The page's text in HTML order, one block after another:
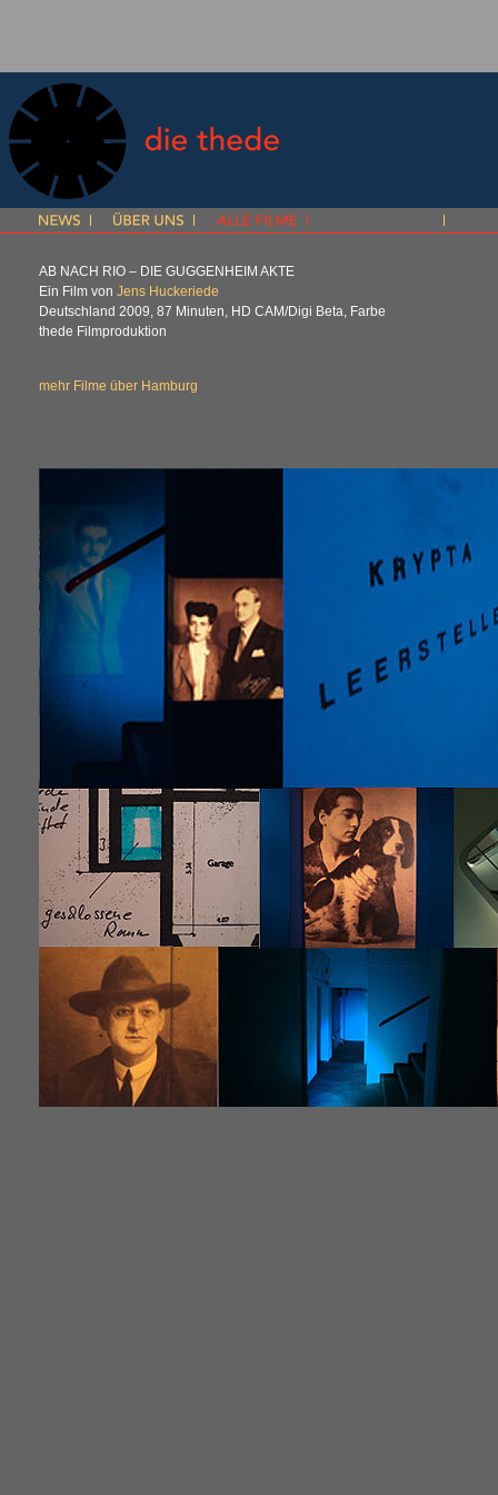
AB NACH RIO – DIE GUGGENHEIM AKTE
Ein Film von Jens Huckeriede
Deutschland 2009, 87 Minuten, HD CAM/Digi Beta, Farbe
thede Filmproduktion
mehr Filme über Hamburg